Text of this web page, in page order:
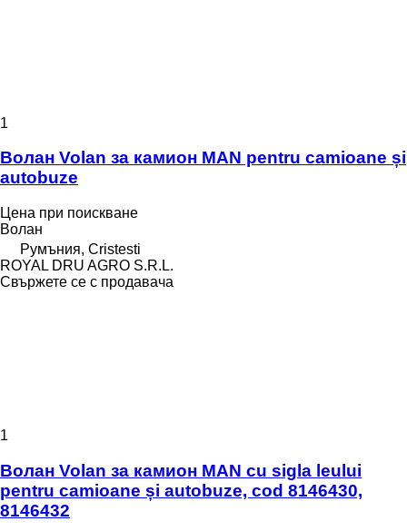
1
Волан Volan за камион MAN pentru camioane și
autobuze
Цена при поискване
Волан
Румъния, Cristesti
ROYAL DRU AGRO S.R.L.
Свържете се с продавача
1
Волан Volan за камион MAN cu sigla leului
pentru camioane și autobuze, cod 8146430,
8146432